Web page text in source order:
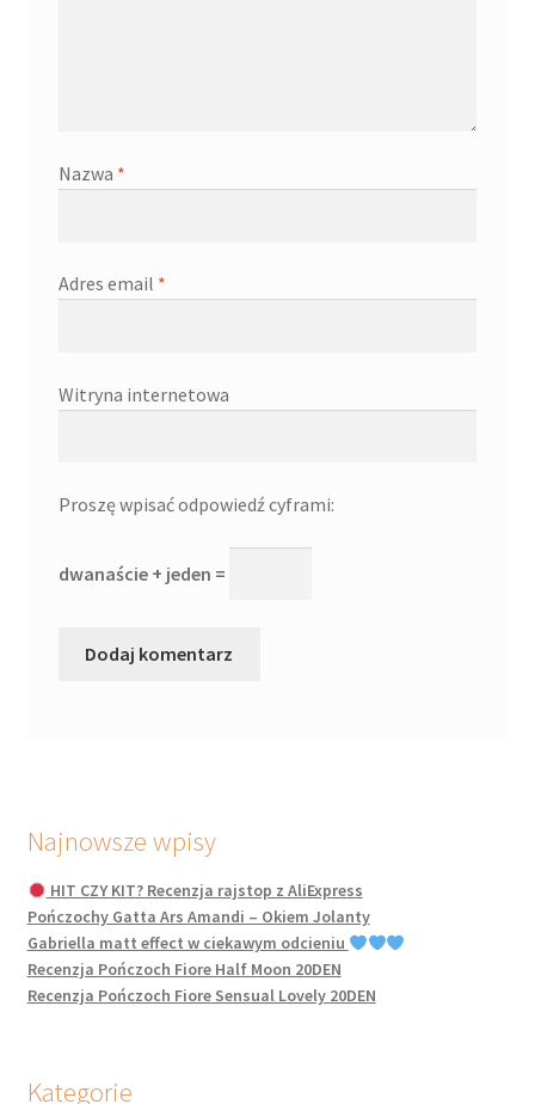
Nazwa *
Adres email *
Witryna internetowa
Proszę wpisać odpowiedź cyframi:
dwanaście + jeden =
Najnowsze wpisy
HIT CZY KIT? Recenzja rajstop z AliExpress
Pończochy Gatta Ars Amandi – Okiem Jolanty
Gabriella matt effect w ciekawym odcieniu
Recenzja Pończoch Fiore Half Moon 20DEN
Recenzja Pończoch Fiore Sensual Lovely 20DEN
Kategorie